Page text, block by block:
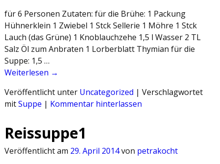
für 6 Personen Zutaten: für die Brühe: 1 Packung
Hühnerklein 1 Zwiebel 1 Stck Sellerie 1 Möhre 1 Stck
Lauch (das Grüne) 1 Knoblauchzehe 1,5 l Wasser 2 TL
Salz Öl zum Anbraten 1 Lorberblatt Thymian für die
Suppe: 1,5 …
Weiterlesen →
Veröffentlicht unter Uncategorized | Verschlagwortet
mitSuppe | Kommentar hinterlassen
Reissuppe1
Veröffentlicht am 29. April 2014von petrakocht